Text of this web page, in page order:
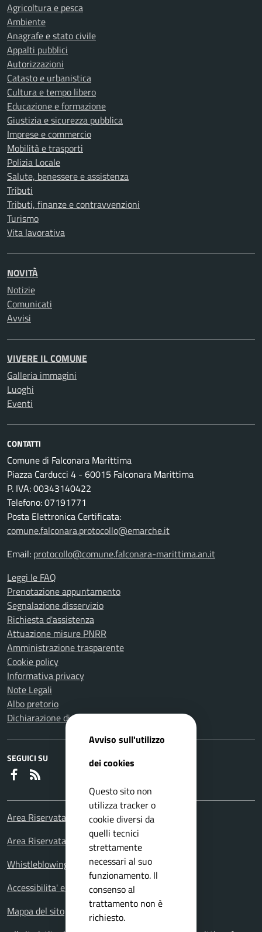
Agricoltura e pesca
Ambiente
Anagrafe e stato civile
Appalti pubblici
Autorizzazioni
Catasto e urbanistica
Cultura e tempo libero
Educazione e formazione
Giustizia e sicurezza pubblica
Imprese e commercio
Mobilità e trasporti
Polizia Locale
Salute, benessere e assistenza
Tributi
Tributi, finanze e contravvenzioni
Turismo
Vita lavorativa
NOVITÀ
Notizie
Comunicati
Avvisi
VIVERE IL COMUNE
Galleria immagini
Luoghi
Eventi
CONTATTI
Comune di Falconara Marittima
Piazza Carducci 4 - 60015 Falconara Marittima
P. IVA: 00343140422
Telefono: 07191771
Posta Elettronica Certificata:
comune.falconara.protocollo@emarche.it
Email: protocollo@comune.falconara-marittima.an.it
Leggi le FAQ
Prenotazione appuntamento
Segnalazione disservizio
Richiesta d'assistenza
Attuazione misure PNRR
Amministrazione trasparente
Cookie policy
Informativa privacy
Note Legali
Albo pretorio
Dichiarazione di accessibilità
SEGUICI SU
Faceboook
Area Riservata Consiglieri Comunali
Area Riservata Polizia Locale
Whistleblowing – Segnalazioni illeciti
Accessibilita' e meccanismo di feedback
Mappa del sito
Avviso sull'utilizzo
dei cookies
Questo sito non
utilizza tracker o
cookie diversi da
quelli tecnici
strettamente
necessari al suo
funzionamento. Il
consenso al
trattamento non è
richiesto.